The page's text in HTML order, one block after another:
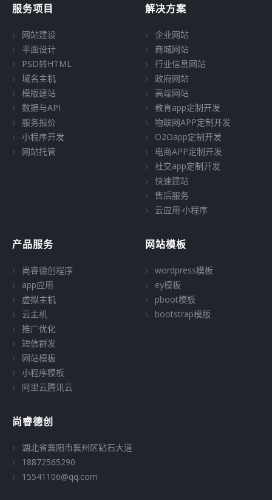
服务项目
网站建设
平面设计
PSD转HTML
域名主机
模版建站
数据与API
服务报价
小程序开发
网站托管
解决方案
企业网站
商城网站
行业信息网站
政府网站
高端网站
教育app定制开发
物联网APP定制开发
O2Oapp定制开发
电商APP定制开发
社交app定制开发
快速建站
售后服务
云应用·小程序
产品服务
尚睿德创程序
app应用
虚拟主机
云主机
推广优化
短信群发
网站模板
小程序模板
阿里云腾讯云
网站模板
wordpress模板
ey模板
pboot模板
bootstrap模版
尚睿德创
湖北省襄阳市襄州区钻石大道
18872565290
15541106@qq.com